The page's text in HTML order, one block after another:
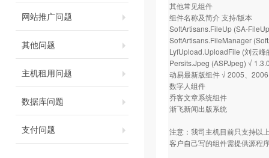
网站推广问题
其他问题
主机租用问题
数据库问题
支付问题
其他常见组件
组件名称及简介 支持/版本
SoftArtisans.FileUp (SA-
SoftArtisans.FileManager
LyfUpload.UploadFile (刘云峰
Persits.Jpeg (ASPJpeg) √
动易最新版组件 √ 2005、
数字人组件
乔客文章系统组件
渐飞新闻出版系统
注意：我司主机目前只支持以
客户自己写的组件需提供源程